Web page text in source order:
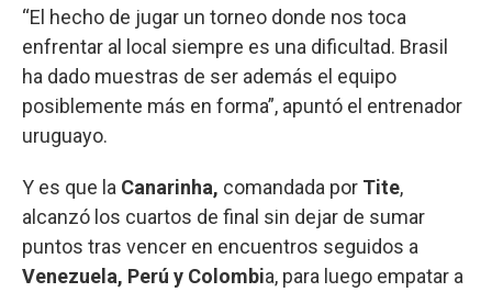
“El hecho de jugar un torneo donde nos toca
enfrentar al local siempre es una dificultad. Brasil
ha dado muestras de ser además el equipo
posiblemente más en forma”, apuntó el entrenador
uruguayo.
Y es que la Canarinha, comandada por Tite,
alcanzó los cuartos de final sin dejar de sumar
puntos tras vencer en encuentros seguidos a
Venezuela, Perú y Colombia, para luego empatar a